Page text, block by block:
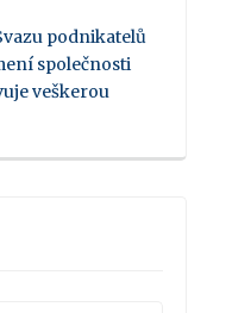
podnikatelů
společnosti
veškerou